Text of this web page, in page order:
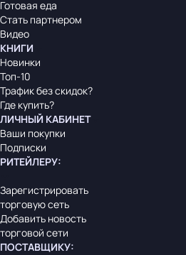
Готовая еда
Стать партнером
Видео
КНИГИ
Новинки
Топ-10
Трафик без скидок?
Где купить?
ЛИЧНЫЙ КАБИНЕТ
Ваши покупки
Подписки
РИТЕЙЛЕРУ:
Зарегистрировать
торговую сеть
Добавить новость
торговой сети
ПОСТАВЩИКУ: